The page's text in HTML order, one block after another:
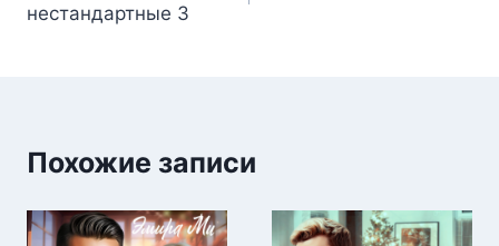
записям
нестандартные 3
Похожие записи